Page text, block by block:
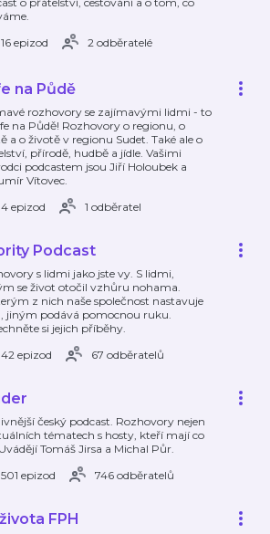
16 epizod
2 odběratelé
na Půdě
rozhovory se zajímavými lidmi - to
na Půdě! Rozhovory o regionu, o
a o životě v regionu Sudet. Také ale o
přírodě, hudbě a jídle. Vašimi
podcastem jsou Jiří Holoubek a
Vítovec.
4 epizod
1 odběratel
Podcast
s lidmi jako jste vy. S lidmi,
se život otočil vzhůru nohama.
z nich naše společnost nastavuje
jiným podává pomocnou ruku.
si jejich příběhy.
42 epizod
67 odběratelů
český podcast. Rozhovory nejen
tématech s hosty, kteří mají co
Tomáš Jirsa a Michal Půr.
501 epizod
746 odběratelů
FPH